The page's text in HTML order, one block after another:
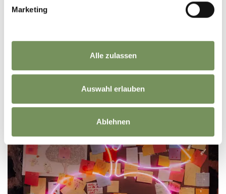
Marketing
Alle zulassen
Auswahl erlauben
Ablehnen